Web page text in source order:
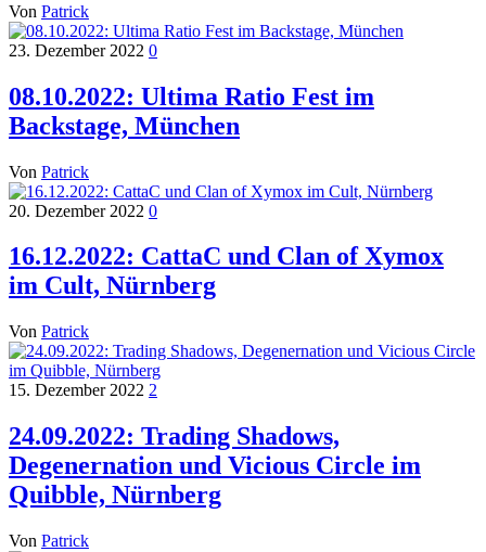
Von Patrick
23. Dezember 2022 0
08.10.2022: Ultima Ratio Fest im
Backstage, München
Von Patrick
20. Dezember 2022 0
16.12.2022: CattaC und Clan of Xymox
im Cult, Nürnberg
Von Patrick
15. Dezember 2022 2
24.09.2022: Trading Shadows,
Degenernation und Vicious Circle im
Quibble, Nürnberg
Von Patrick